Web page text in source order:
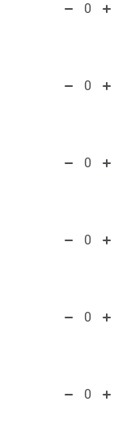
0
0
0
0
0
0